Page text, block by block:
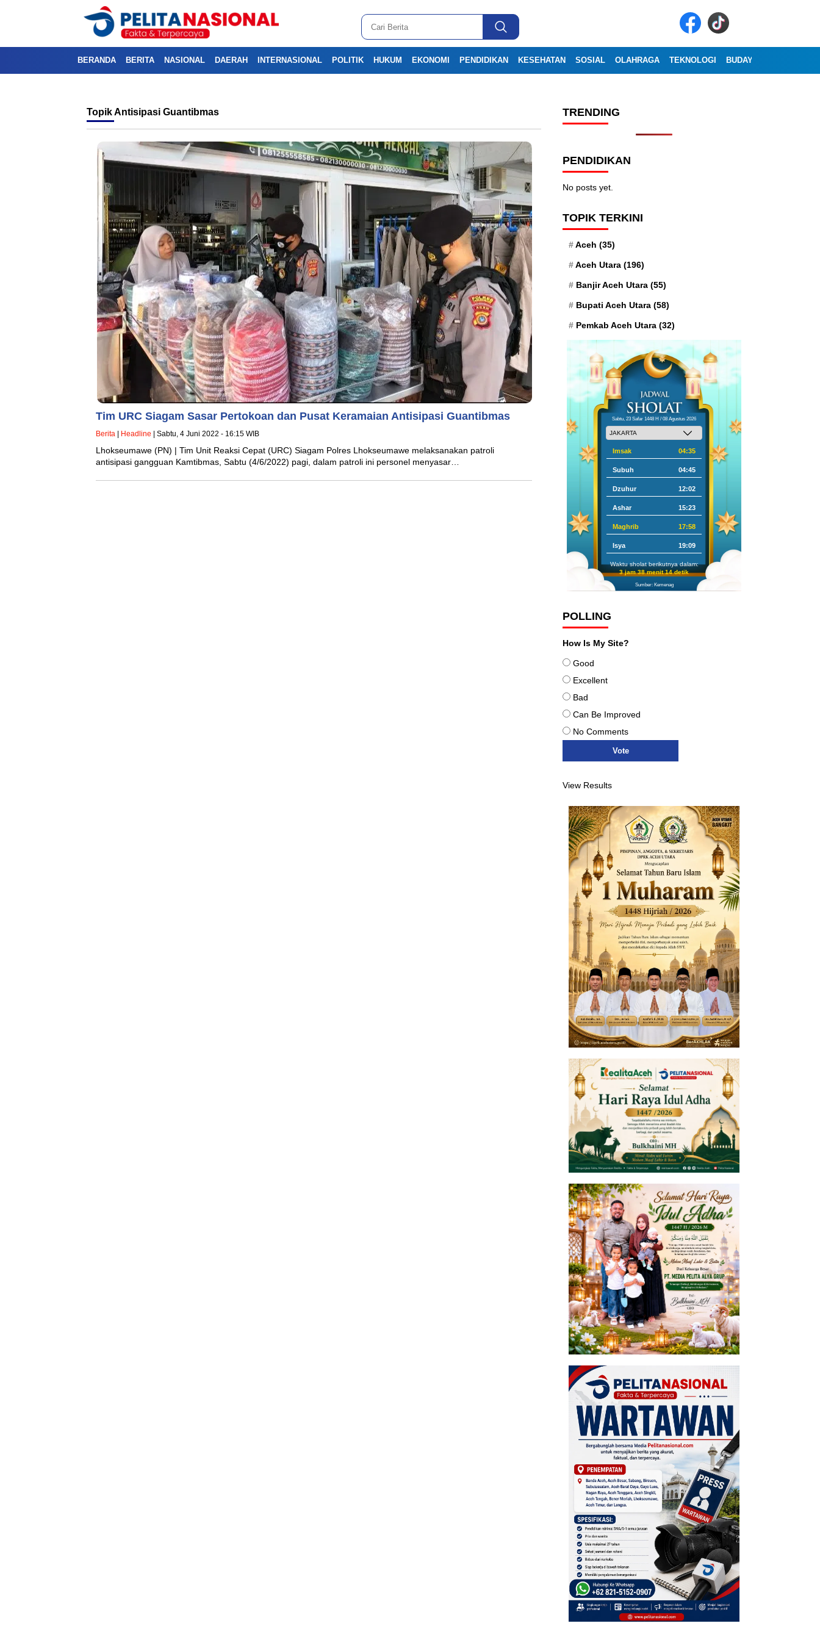
BERANDA BERITA NASIONAL DAERAH INTERNASIONAL POLITIK HUKUM EKONOMI PENDIDIKAN KESEHATAN SOSIAL OLAHRAGA TEKNOLOGI BUDAYA
TopikAntisipasi Guantibmas
Tim URC Siagam Sasar Pertokoan dan Pusat Keramaian Antisipasi Guantibmas
Berita Headline | Sabtu, 4 Juni 2022 - 16:15 WIB
Lhokseumawe (PN) | Tim Unit Reaksi Cepat (URC) Siagam Polres Lhokseumawe melaksanakan patroli
antisipasi gangguan Kamtibmas, Sabtu (4/6/2022) pagi, dalam patroli ini personel menyasar…
TRENDING
PENDIDIKAN
No posts yet.
TOPIK TERKINI
Aceh (35)
Aceh Utara (196)
Banjir Aceh Utara (55)
Bupati Aceh Utara (58)
Pemkab Aceh Utara (32)
Sabtu, 23 Safar 1448 H / 08 Agustus 2026
Imsak 04:35
Subuh 04:45
Dzuhur 12:02
Ashar 15:23
Maghrib 17:58
Isya 19:09
Waktu sholat berikutnya dalam:
3 jam 38 menit 13 detik
Sumber: Kemenag
POLLING
How Is My Site?
Good
Excellent
Bad
Can Be Improved
No Comments
View Results